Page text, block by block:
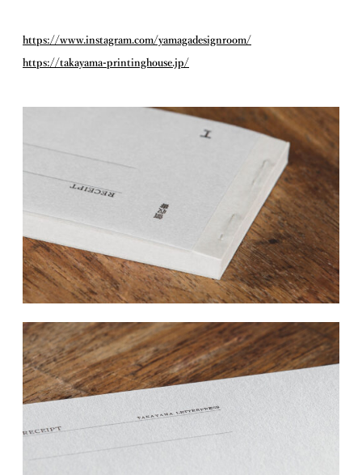
https://www.instagram.com/yamagadesignroom/
https://takayama-printinghouse.jp/